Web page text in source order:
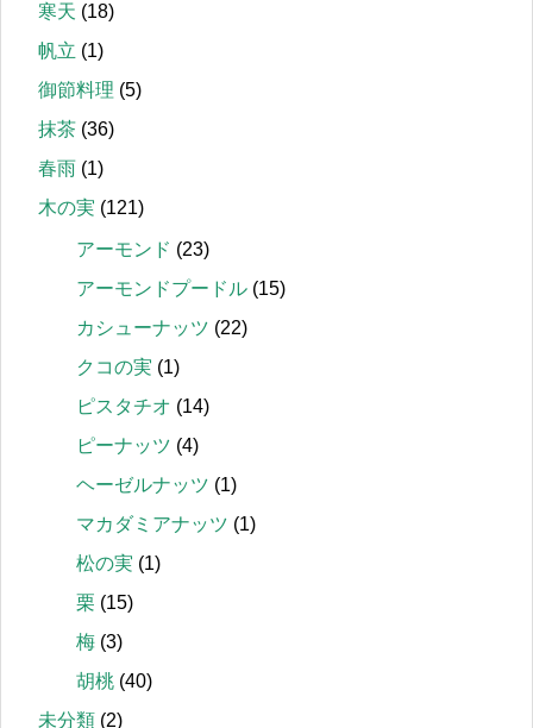
寒天 (18)
帆立 (1)
御節料理 (5)
抹茶 (36)
春雨 (1)
木の実 (121)
アーモンド (23)
アーモンドプードル (15)
カシューナッツ (22)
クコの実 (1)
ピスタチオ (14)
ピーナッツ (4)
ヘーゼルナッツ (1)
マカダミアナッツ (1)
松の実 (1)
栗 (15)
梅 (3)
胡桃 (40)
未分類 (2)